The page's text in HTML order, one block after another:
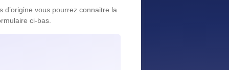
d’origine vous pourrez connaitre la
ci-bas.